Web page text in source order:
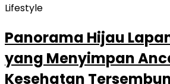
Lifestyle
Panorama Hijau
yang Menyimpan
Kesehatan